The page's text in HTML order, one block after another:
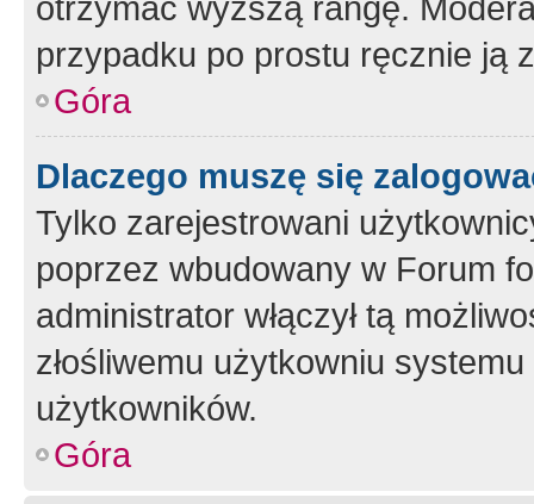
przypadku po prostu ręcznie ją
Góra
Dlaczego muszę się
Tylko zarejestrowani
poprzez wbudowany w Forum
administrator włączył tą
złośliwemu użytkowniu
użytkowników.
Góra